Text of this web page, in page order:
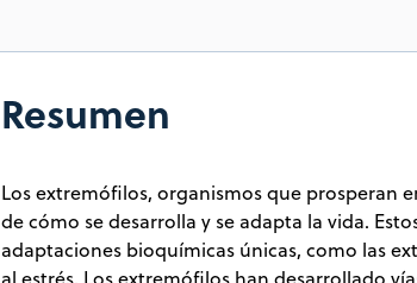
Resumen
Los extremófilos, organismos que prosperan
de cómo se desarrolla y se adapta la vida.
adaptaciones bioquímicas únicas, como las